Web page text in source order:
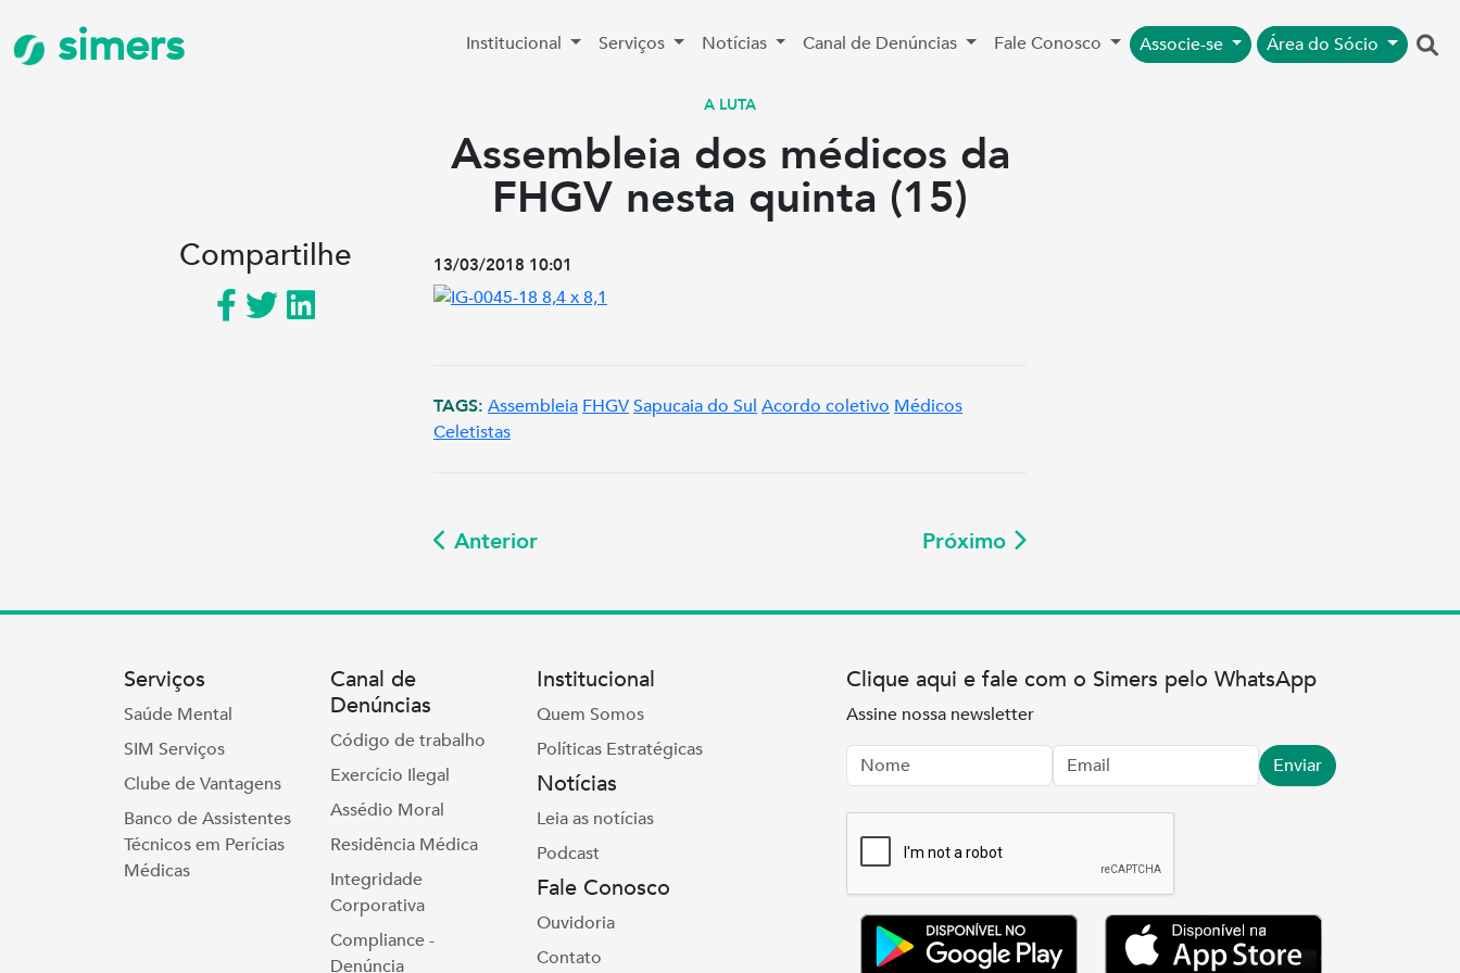
simers Institucional Serviços Notícias Canal de Denúncias Fale Conosco Associe-se Área do Sócio
A LUTA
Assembleia dos médicos da
FHGV nesta quinta (15)
Compartilhe 13/03/2018 10:01
TAGS: Assembleia FHGVSapucaia do Sul Acordo coletivo Médicos
Celetistas
Anterior Próximo
Serviços
Saúde Mental
SIM Serviços
Clube de Vantagens
Banco de Assistentes
Técnicos em Perícias
Médicas
Canal de
Denúncias
Código de trabalho
Exercício Ilegal
Assédio Moral
Residência Médica
Integridade
Corporativa
Compliance -
Denúncia
Institucional
Quem Somos
Políticas Estratégicas
Notícias
Leia as notícias
Podcast
Fale Conosco
Ouvidoria
Contato
Clique aqui e fale com o Simers pelo WhatsApp
Assine nossa newsletter
Nome
Email Enviar